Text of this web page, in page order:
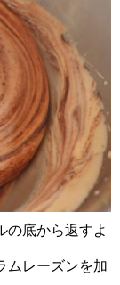
の底から返すよ
ムレーズンを加